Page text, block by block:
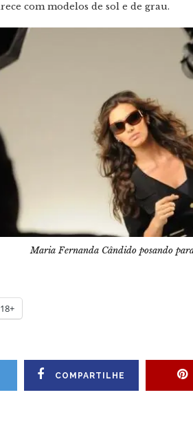
com modelos de sol e de grau.
Maria Fernanda Cândido posando
18+
COMPARTILHE